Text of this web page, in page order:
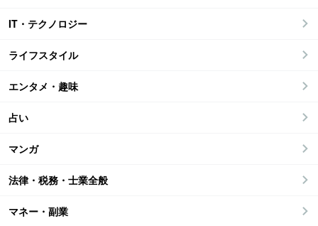
IT・テクノロジー
ライフスタイル
エンタメ・趣味
占い
マンガ
法律・税務・士業全般
マネー・副業